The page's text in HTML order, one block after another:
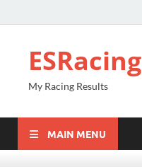
ESRacing
My Racing Results
MAIN MENU